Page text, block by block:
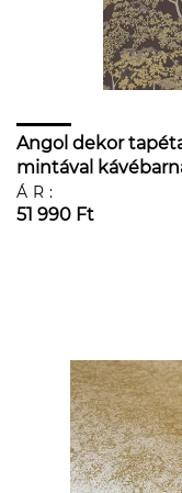
Angol dekor
mintával
ÁR:
51 990 Ft